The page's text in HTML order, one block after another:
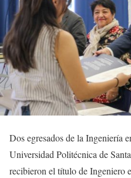
Dos egresados de la Ingeniería
Universidad Politécnica de
recibieron el título de Ingeniero